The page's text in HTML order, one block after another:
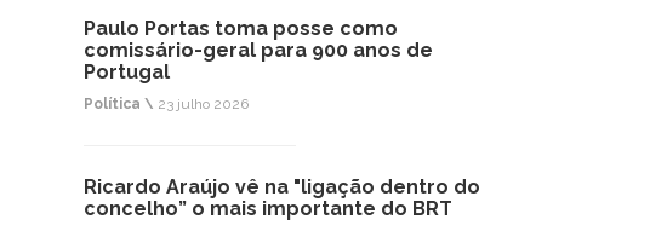
Paulo Portas toma posse como
comissário-geral para 900 anos de
Portugal
Política \ 23 julho 2026
Ricardo Araújo vê na "ligação dentro do
concelho” o mais importante do BRT